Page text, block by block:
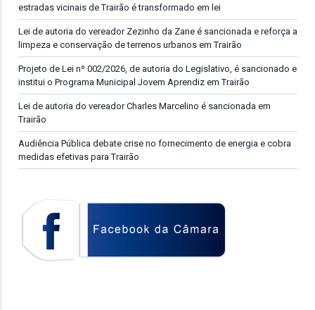
estradas vicinais de Trairão é transformado em lei
Lei de autoria do vereador Zezinho da Zane é sancionada e reforça a
limpeza e conservação de terrenos urbanos em Trairão
Projeto de Lei nº 002/2026, de autoria do Legislativo, é sancionado e
institui o Programa Municipal Jovem Aprendiz em Trairão
Lei de autoria do vereador Charles Marcelino é sancionada em
Trairão
Audiência Pública debate crise no fornecimento de energia e cobra
medidas efetivas para Trairão